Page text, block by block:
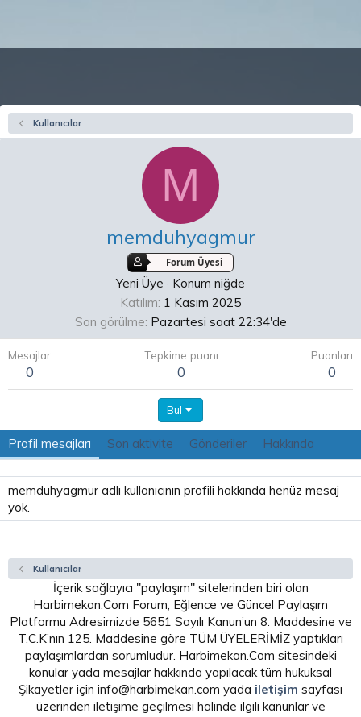
Kullanıcılar
M
memduhyagmur
Forum Üyesi
Yeni Üye · Konum niğde
Katılım 1 Kasım 2025
Son görülme Pazartesi saat 22:34'de
Mesajlar
0
Tepkime puanı
0
Puanları
0
Bul
Profil mesajları Son aktivite Gönderiler Hakkında
memduhyagmur adlı kullanıcının profili hakkında henüz mesaj
yok.
Kullanıcılar
İçerik sağlayıcı "paylaşım" sitelerinden biri olan
Harbimekan.Com Forum, Eğlence ve Güncel Paylaşım
Platformu Adresimizde 5651 Sayılı Kanun’un 8. Maddesine ve
T.C.K’nın 125. Maddesine göre TÜM ÜYELERİMİZ yaptıkları
paylaşımlardan sorumludur. Harbimekan.Com sitesindeki
konular yada mesajlar hakkında yapılacak tüm hukuksal
Şikayetler için info@harbimekan.com yada iletişim sayfası
üzerinden iletişime geçilmesi halinde ilgili kanunlar ve